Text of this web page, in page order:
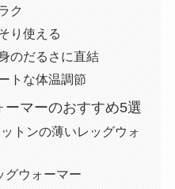
ク
り使える
のだるさに直結
トな体温調節
マーのおすすめ5選
トンの薄いレッグウォ
グウォーマー